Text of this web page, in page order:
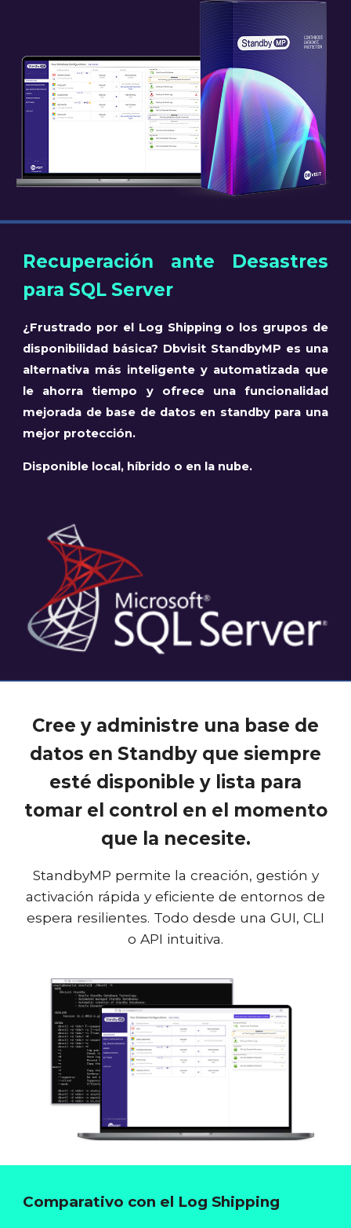
Recuperación ante Desastres
para SQL Server
¿Frustrado por el Log Shipping o los grupos de
disponibilidad básica? Dbvisit StandbyMP es una
alternativa más inteligente y automatizada que
le ahorra tiempo y ofrece una funcionalidad
mejorada de base de datos en standby para una
mejor protección.
Disponible local, híbrido o en la nube.
Cree y administre una base de
datos en Standby que siempre
esté disponible y lista para
tomar el control en el momento
que la necesite.
StandbyMP permite la creación, gestión y
activación rápida y eficiente de entornos de
espera resilientes. Todo desde una GUI, CLI
o API intuitiva.
Comparativo con el Log Shipping